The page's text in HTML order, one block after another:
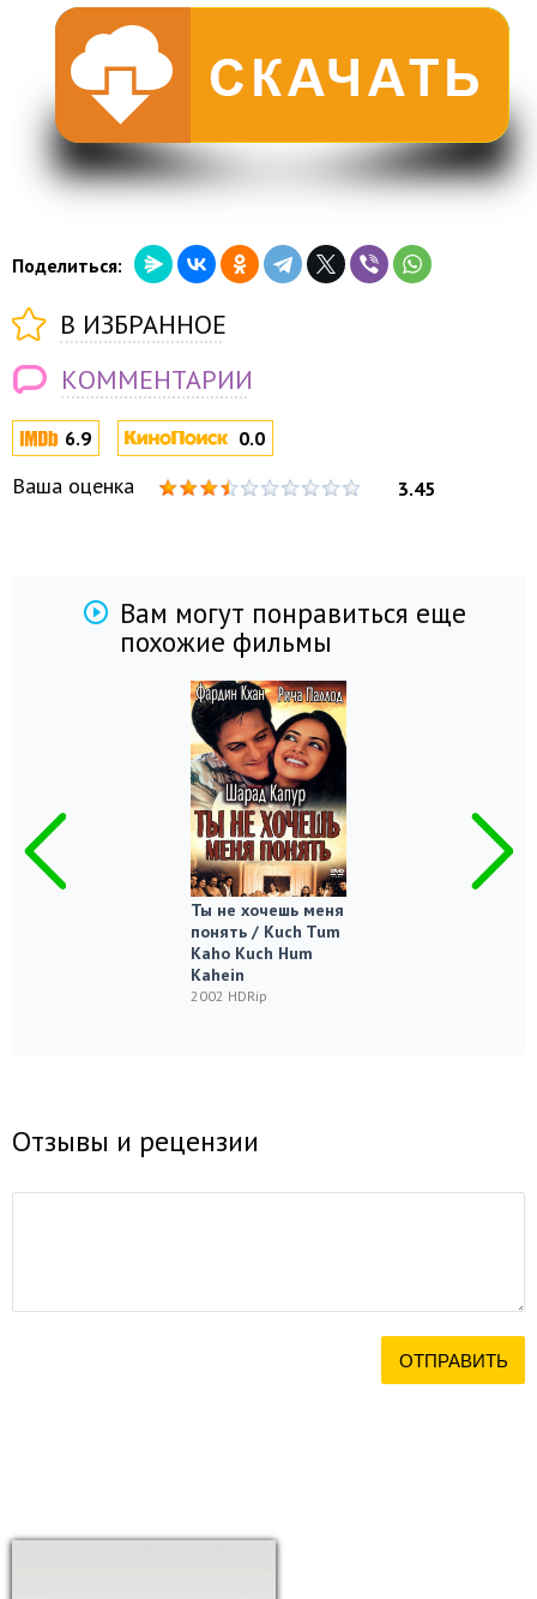
6.9 0.0
Ваша оценка 3.45
Поделиться:
В ИЗБРАННОЕ
КОММЕНТАРИИ
Вам могут понравиться еще
похожие фильмы
Ты не хочешь меня
понять / Kuch Tum
Kaho Kuch Hum
Kahein
2002 HDRip
Отзывы и рецензии